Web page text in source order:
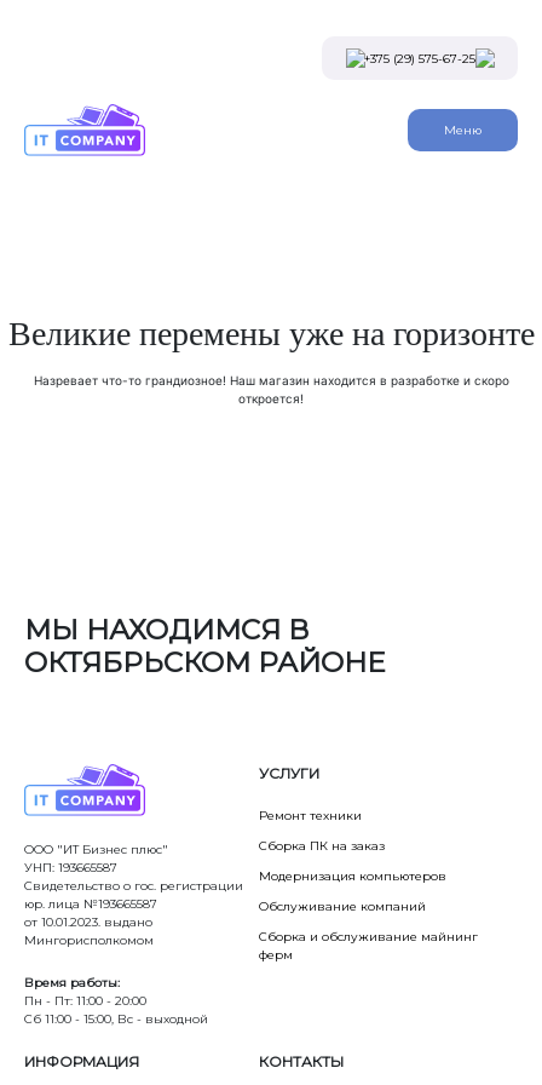
+375 (29) 575-67-25
Меню
Великие перемены уже на горизонте
Назревает что-то грандиозное! Наш магазин находится в разработке и скоро
откроется!
МЫ НАХОДИМСЯ В
ОКТЯБРЬСКОМ РАЙОНЕ
ООО "ИТ Бизнес плюс"
УНП: 193665587
Свидетельство о гос. регистрации
юр. лица №193665587
от 10.01.2023. выдано
Мингорисполкомом
Время работы:
Пн - Пт: 11:00 - 20:00
Сб 11:00 - 15:00, Вс - выходной
УСЛУГИ
Ремонт техники
Сборка ПК на заказ
Модернизация компьютеров
Обслуживание компаний
Сборка и обслуживание майнинг
ферм
ИНФОРМАЦИЯ КОНТАКТЫ